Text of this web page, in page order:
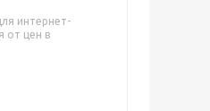
интернет-
от цен в